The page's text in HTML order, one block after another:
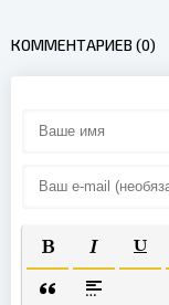
КОММЕНТАРИЕВ (0)
ПОЛУЖИРНЫЙ
КУРСИВ